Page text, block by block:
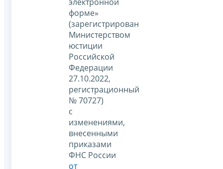
форме»
(зарегистрирован
Министерством
юстиции
Российской
Федерации
27.10.2022,
регистрационный
№ 70727)
с
изменениями,
внесенными
приказами
ФНС России
от